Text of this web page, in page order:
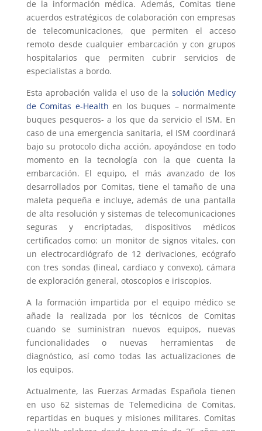
de la información médica. Además, Comitas tiene
acuerdos estratégicos de colaboración con empresas
de telecomunicaciones, que permiten el acceso
remoto desde cualquier embarcación y con grupos
hospitalarios que permiten cubrir servicios de
especialistas a bordo.
Esta aprobación valida el uso de la solución Medicy
de Comitas e-Health en los buques – normalmente
buques pesqueros- a los que da servicio el ISM. En
caso de una emergencia sanitaria, el ISM coordinará
bajo su protocolo dicha acción, apoyándose en todo
momento en la tecnología con la que cuenta la
embarcación. El equipo, el más avanzado de los
desarrollados por Comitas, tiene el tamaño de una
maleta pequeña e incluye, además de una pantalla
de alta resolución y sistemas de telecomunicaciones
seguras y encriptadas, dispositivos médicos
certificados como: un monitor de signos vitales, con
un electrocardiógrafo de 12 derivaciones, ecógrafo
con tres sondas (lineal, cardiaco y convexo), cámara
de exploración general, otoscopios e iriscopios.
A la formación impartida por el equipo médico se
añade la realizada por los técnicos de Comitas
cuando se suministran nuevos equipos, nuevas
funcionalidades o nuevas herramientas de
diagnóstico, así como todas las actualizaciones de
los equipos.
Actualmente, las Fuerzas Armadas Española tienen
en uso 62 sistemas de Telemedicina de Comitas,
repartidas en buques y misiones militares. Comitas